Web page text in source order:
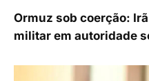
Ormuz sob coerção:
militar em autoridade